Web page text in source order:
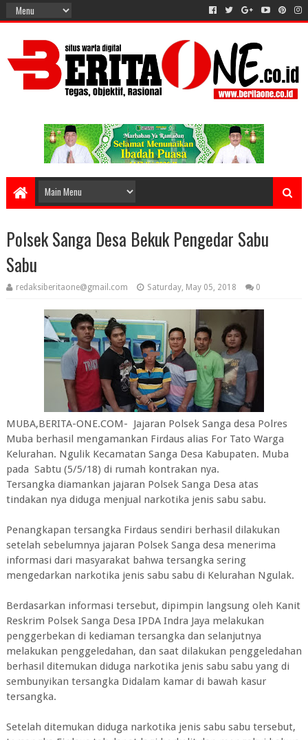
Polsek Sanga Desa Bekuk Pengedar Sabu
Sabu
redaksiberitaone@gmail.com Saturday, May 05, 2018 0
MUBA,BERITA-ONE.COM- Jajaran Polsek Sanga desa Polres
Muba berhasil mengamankan Firdaus alias For Tato Warga
Kelurahan. Ngulik Kecamatan Sanga Desa Kabupaten. Muba
pada Sabtu (5/5/18) di rumah kontrakan nya.
Tersangka diamankan jajaran Polsek Sanga Desa atas
tindakan nya diduga menjual narkotika jenis sabu sabu.
Penangkapan tersangka Firdaus sendiri berhasil dilakukan
setelah sebelumnya jajaran Polsek Sanga desa menerima
informasi dari masyarakat bahwa tersangka sering
mengedarkan narkotika jenis sabu sabu di Kelurahan Ngulak.
Berdasarkan informasi tersebut, dipimpin langsung oleh Kanit
Reskrim Polsek Sanga Desa IPDA Indra Jaya melakukan
penggerbekan di kediaman tersangka dan selanjutnya
melakukan penggeledahan, dan saat dilakukan penggeledahan
berhasil ditemukan diduga narkotika jenis sabu sabu yang di
sembunyikan tersangka Didalam kamar di bawah kasur
tersangka.
Setelah ditemukan diduga narkotika jenis sabu sabu tersebut,